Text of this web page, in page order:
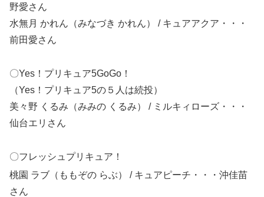
野愛さん
水無月 かれん（みなづき かれん） / キュアアクア・・・
前田愛さん
〇Yes ！プリキュア5GoGo ！
（Yes ！プリキュア5の５人は続投）
美々野 くるみ（みみの くるみ） / ミルキィローズ・・・
仙台エリ さん
〇フレッシュプリキュア！
桃園 ラブ（ももぞの らぶ） / キュアピーチ・・・沖佳苗
さん